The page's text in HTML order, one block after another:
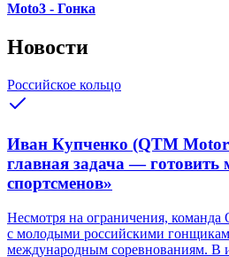
Moto3 - Гонка
Новости
Российское кольцо
Иван Купченко (QTM
главная задача — готовить
спортсменов»
Несмотря на ограничения, команда
с молодыми российскими
международным соревнованиям. В